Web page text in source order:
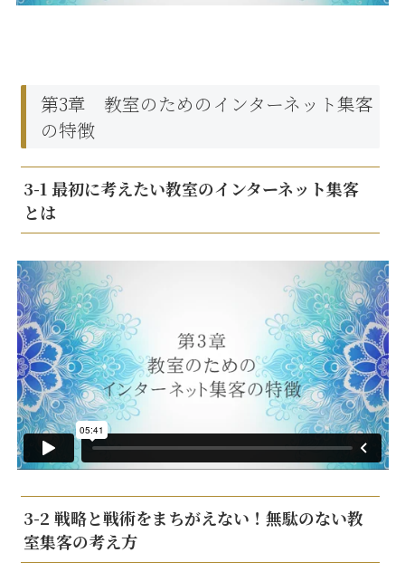
第3章 教室のためのインターネット集客
の特徴
3-1 最初に考えたい教室のインターネット集客
とは
3-2 戦略と戦術をまちがえない！無駄のない教
室集客の考え方